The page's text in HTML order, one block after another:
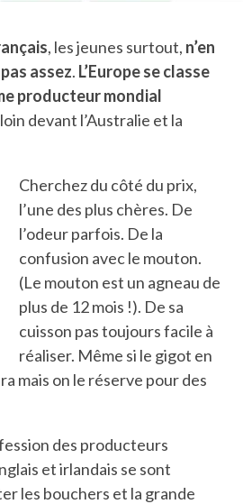
UN GRONDIN FOURRÉ AUX
CHAMPIGNONS ET AUX
LARDONS DANS LA HALLE
DE DAX. ET POURQUOI PAS
?
, les jeunes surtout, n’en
assez. L’Europe se classe
producteur mondial
devant l’Australie et la
Cherchez du côté du prix,
l’une des plus chères. De
l’odeur parfois. De la
confusion avec le mouton.
(Le mouton est un agneau de
plus de 12 mois !). De sa
cuisson pas toujours facile à
réaliser. Même si le gigot en
mais on le réserve pour des
des producteurs
et irlandais se sont
les bouchers et la grande